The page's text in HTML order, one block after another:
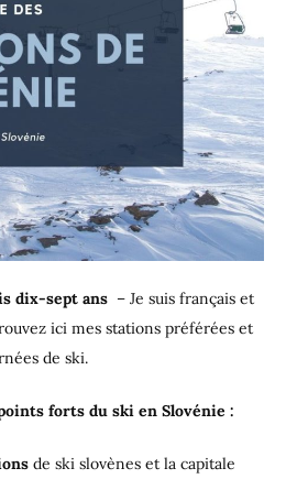
un
local)
dix-sept ans – Je suis français et
ici mes stations préférées et
de ski.
forts du ski en Slovénie :
de ski slovènes et la capitale